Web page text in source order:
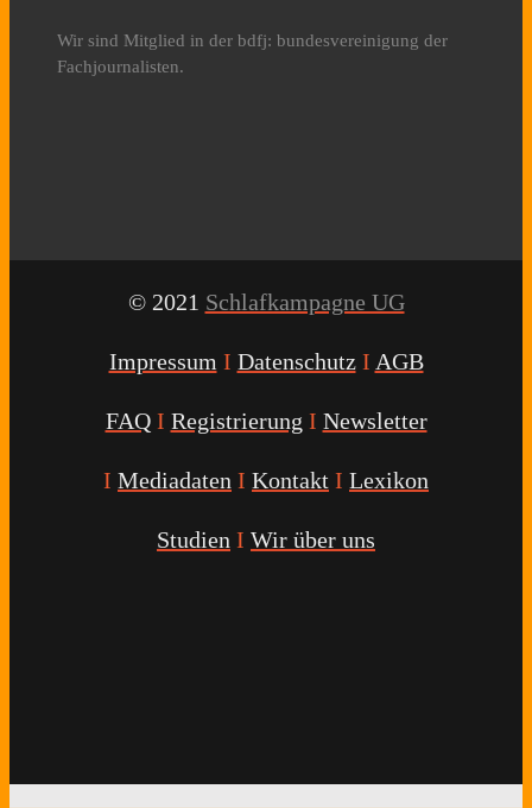
Wir sind Mitglied in der bdfj: bundesvereinigung der
Fachjournalisten.
© 2021 Schlafkampagne UG
Impressum I Datenschutz I AGB
FAQ I Registrierung I Newsletter
I Mediadaten I Kontakt I Lexikon
Studien I Wir über uns